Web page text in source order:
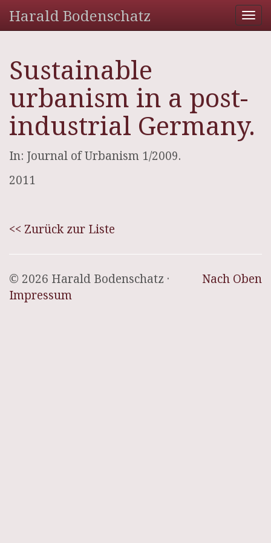
Harald Bodenschatz
Sustainable
urbanism in a post-
industrial Germany.
In: Journal of Urbanism 1/2009.
2011
<< Zurück zur Liste
Nach Oben
© 2026 Harald Bodenschatz ·
Impressum